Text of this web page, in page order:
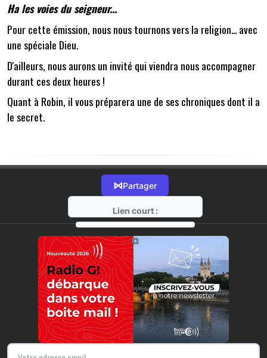
Ha les voies du seigneur...
Pour cette émission, nous nous tournons vers la religion... avec
une spéciale Dieu.
D'ailleurs, nous aurons un invité qui viendra nous accompagner
durant ces deux heures !
Quant à Robin, il vous préparera une de ses chroniques dont il a
le secret.
⋈Partager
Lien court :
https://radio-g.fr?16283
⧉